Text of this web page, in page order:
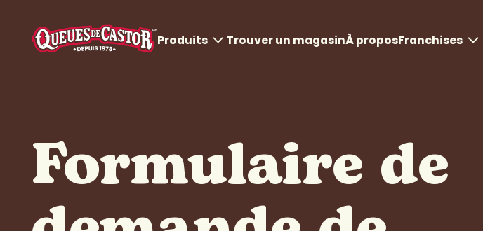
Produits
DogCastor et Poutines
Trouver un magasinÀ proposFranchises
Commencer
Formulaire de